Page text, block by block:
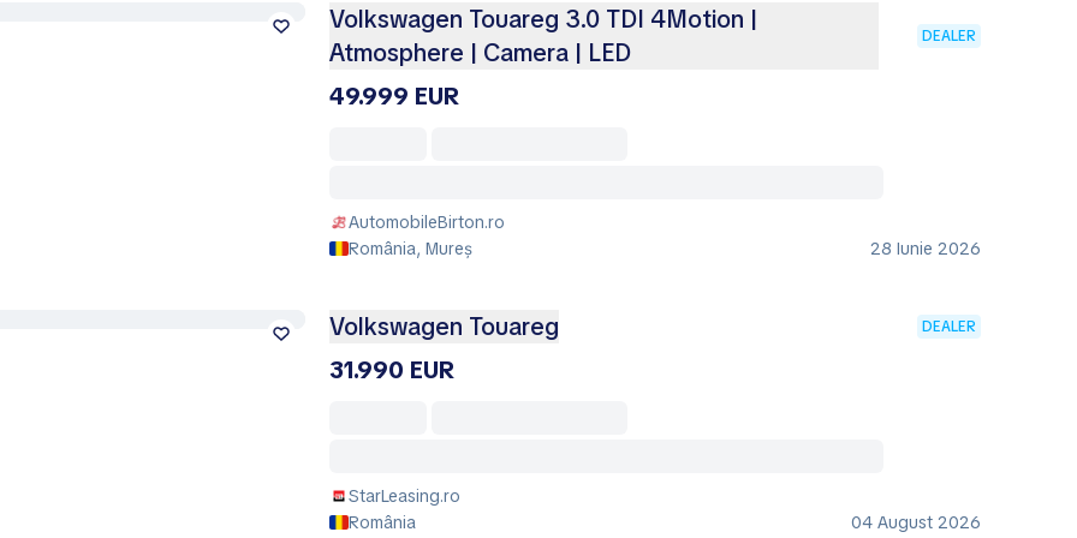
Volkswagen Touareg 3.0 TDI 4Motion |
Atmosphere | Camera | LED
DEALER
49.999 EUR
AutomobileBirton.ro
România, Mureș
28 Iunie 2026
Volkswagen Touareg DEALER
31.990 EUR
StarLeasing.ro
România
04 August 2026